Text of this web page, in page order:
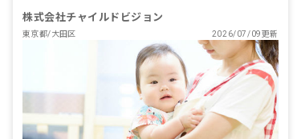
株式会社チャイルドビジョン
東京都/大田区 2026/07/09更新